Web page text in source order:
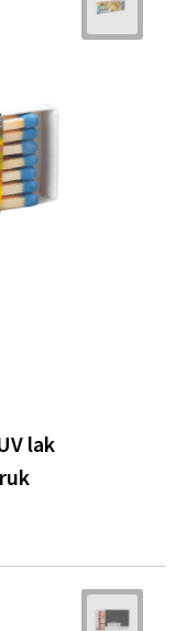
lak